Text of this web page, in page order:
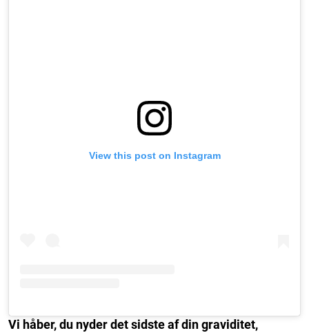
View this post on Instagram
Vi håber, du nyder det sidste af din graviditet,